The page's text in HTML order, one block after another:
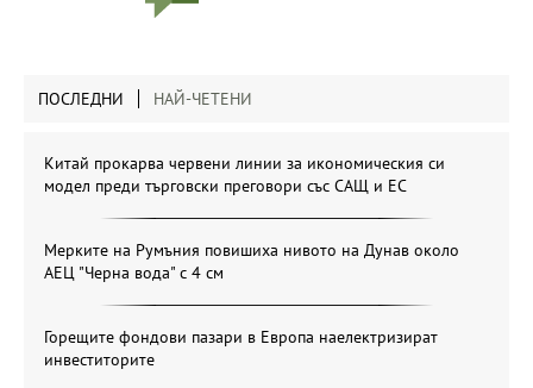
ПОСЛЕДНИ НАЙ-ЧЕТЕНИ
Китай прокарва червени линии за икономическия си
модел преди търговски преговори със САЩ и ЕС
Мерките на Румъния повишиха нивото на Дунав около
АЕЦ "Черна вода" с 4 см
Горещите фондови пазари в Европа наелектризират
инвеститорите